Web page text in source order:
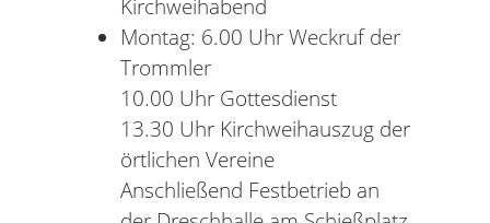
Kirchweihabend
Montag: 6.00 Uhr Weckruf der
Trommler
10.00 Uhr Gottesdienst
13.30 Uhr Kirchweihauszug der
örtlichen Vereine
Anschließend Festbetrieb an